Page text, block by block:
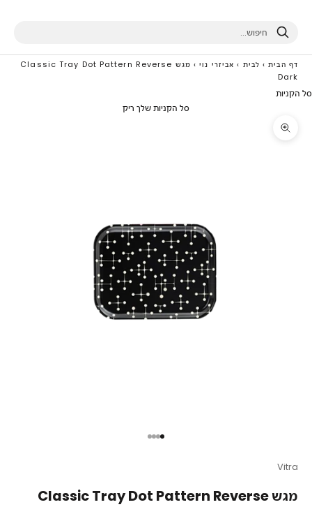
חיפוש
דף הבית › לבית › אביזרי נוי ›
מגש Classic Tray Dot Pattern Reverse
Dark
סל הקניות
סל הקניות שלך ריק
תקריב
עבור לפריט 1
עבור לפריט 2
עבור לפריט 3
עבור לפריט 4
Vitra
מגש Classic Tray Dot Pattern Reverse